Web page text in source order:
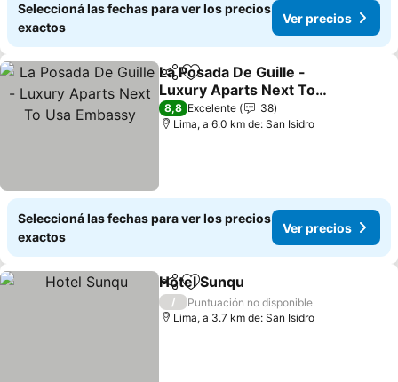
Seleccioná las fechas para ver los precios
exactos
Ver precios
CompartirAñadir a favoritos
La Posada De Guille -
Luxury Aparts Next To
Usa Embassy
8,8 Excelente
38
Lima, a 6.0 km de: San Isidro
Seleccioná las fechas para ver los precios
exactos
Ver precios
CompartirAñadir a favoritos
Hotel Sunqu
/
Puntuación no disponible
Lima, a 3.7 km de: San Isidro